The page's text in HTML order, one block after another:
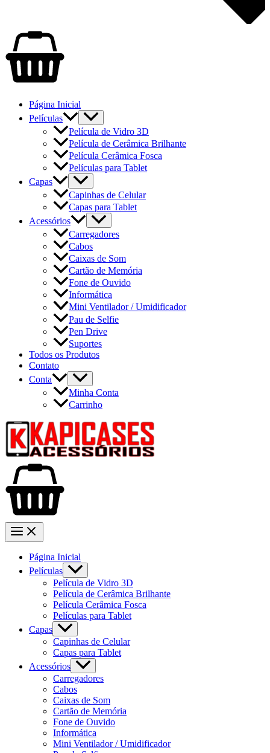
Página Inicial
Películas
Película de Vidro 3D
Película de Cerâmica Brilhante
Película Cerâmica Fosca
Películas para Tablet
Capas
Capinhas de Celular
Capas para Tablet
Acessórios
Carregadores
Cabos
Caixas de Som
Cartão de Memória
Fone de Ouvido
Informática
Mini Ventilador / Umidificador
Pau de Selfie
Pen Drive
Suportes
Todos os Produtos
Contato
Conta
Minha Conta
Carrinho
Página Inicial
Películas
Película de Vidro 3D
Película de Cerâmica Brilhante
Película Cerâmica Fosca
Películas para Tablet
Capas
Capinhas de Celular
Capas para Tablet
Acessórios
Carregadores
Cabos
Caixas de Som
Cartão de Memória
Fone de Ouvido
Informática
Mini Ventilador / Umidificador